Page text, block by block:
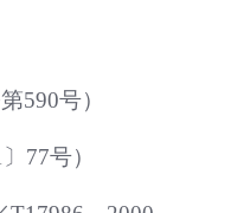
590号）
77号）